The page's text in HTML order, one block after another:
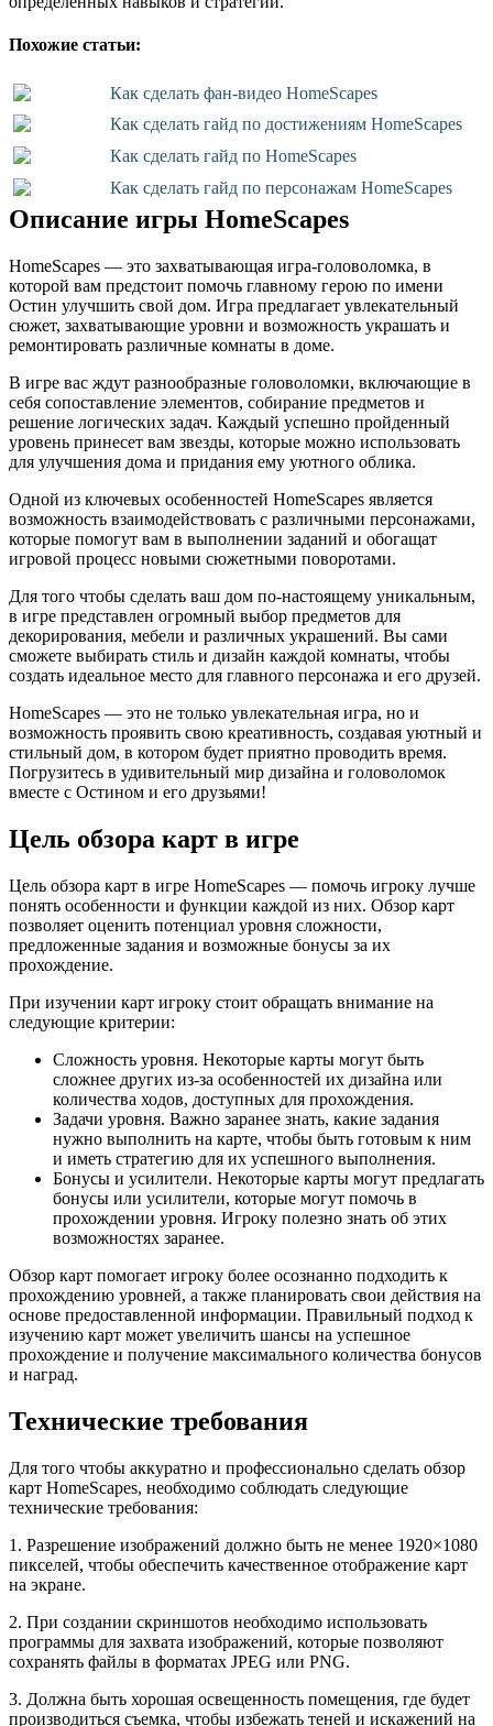
Похожие статьи:
Как сделать фан-видео HomeScapes
Как сделать гайд по достижениям HomeScapes
Как сделать гайд по HomeScapes
Как сделать гайд по персонажам HomeScapes
Описание игры HomeScapes
HomeScapes — это захватывающая игра-головоломка, в
которой вам предстоит помочь главному герою по имени
Остин улучшить свой дом. Игра предлагает увлекательный
сюжет, захватывающие уровни и возможность украшать и
ремонтировать различные комнаты в доме.
В игре вас ждут разнообразные головоломки, включающие в
себя сопоставление элементов, собирание предметов и
решение логических задач. Каждый успешно пройденный
уровень принесет вам звезды, которые можно использовать
для улучшения дома и придания ему уютного облика.
Одной из ключевых особенностей HomeScapes является
возможность взаимодействовать с различными персонажами,
которые помогут вам в выполнении заданий и обогащат
игровой процесс новыми сюжетными поворотами.
Для того чтобы сделать ваш дом по-настоящему уникальным,
в игре представлен огромный выбор предметов для
декорирования, мебели и различных украшений. Вы сами
сможете выбирать стиль и дизайн каждой комнаты, чтобы
создать идеальное место для главного персонажа и его друзей.
HomeScapes — это не только увлекательная игра, но и
возможность проявить свою креативность, создавая уютный и
стильный дом, в котором будет приятно проводить время.
Погрузитесь в удивительный мир дизайна и головоломок
вместе с Остином и его друзьями!
Цель обзора карт в игре
Цель обзора карт в игре HomeScapes — помочь игроку лучше
понять особенности и функции каждой из них. Обзор карт
позволяет оценить потенциал уровня сложности,
предложенные задания и возможные бонусы за их
прохождение.
При изучении карт игроку стоит обращать внимание на
следующие критерии:
Сложность уровня. Некоторые карты могут быть
сложнее других из-за особенностей их дизайна или
количества ходов, доступных для прохождения.
Задачи уровня. Важно заранее знать, какие задания
нужно выполнить на карте, чтобы быть готовым к ним
и иметь стратегию для их успешного выполнения.
Бонусы и усилители. Некоторые карты могут предлагать
бонусы или усилители, которые могут помочь в
прохождении уровня. Игроку полезно знать об этих
возможностях заранее.
Обзор карт помогает игроку более осознанно подходить к
прохождению уровней, а также планировать свои действия на
основе предоставленной информации. Правильный подход к
изучению карт может увеличить шансы на успешное
прохождение и получение максимального количества бонусов
и наград.
Технические требования
Для того чтобы аккуратно и профессионально сделать обзор
карт HomeScapes, необходимо соблюдать следующие
технические требования:
1. Разрешение изображений должно быть не менее 1920×1080
пикселей, чтобы обеспечить качественное отображение карт
на экране.
2. При создании скриншотов необходимо использовать
программы для захвата изображений, которые позволяют
сохранять файлы в форматах JPEG или PNG.
3. Должна быть хорошая освещенность помещения, где будет
производиться съемка, чтобы избежать теней и искажений на